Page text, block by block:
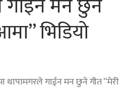
भिडियो
गाईन मन छुने गीत “मेरी